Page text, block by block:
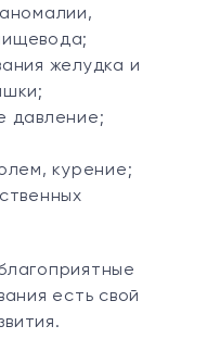
желудка и
давление;
курение;
есть свой